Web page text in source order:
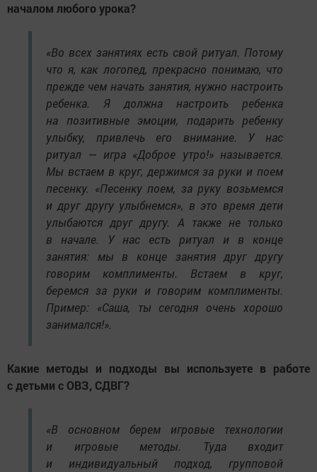
началом любого урока?
«Во всех занятиях есть свой ритуал. Потому
что я, как логопед, прекрасно понимаю, что
прежде чем начать занятия, нужно настроить
ребенка. Я должна настроить ребенка
на позитивные эмоции, подарить ребенку
улыбку, привлечь его внимание. У нас
ритуал — игра «Доброе утро!» называется.
Мы встаем в круг, держимся за руки и поем
песенку. «Песенку поем, за руку возьмемся
и друг другу улыбнемся», в это время дети
улыбаются друг другу. А также не только
в начале. У нас есть ритуал и в конце
занятия: мы в конце занятия друг другу
говорим комплименты. Встаем в круг,
беремся за руки и говорим комплименты.
Пример: «Саша, ты сегодня очень хорошо
занимался!».
Какие методы и подходы вы используете в работе
с детьми с ОВЗ, СДВГ?
«В основном берем игровые технологии
и игровые методы. Туда входит
и индивидуальный подход, групповой